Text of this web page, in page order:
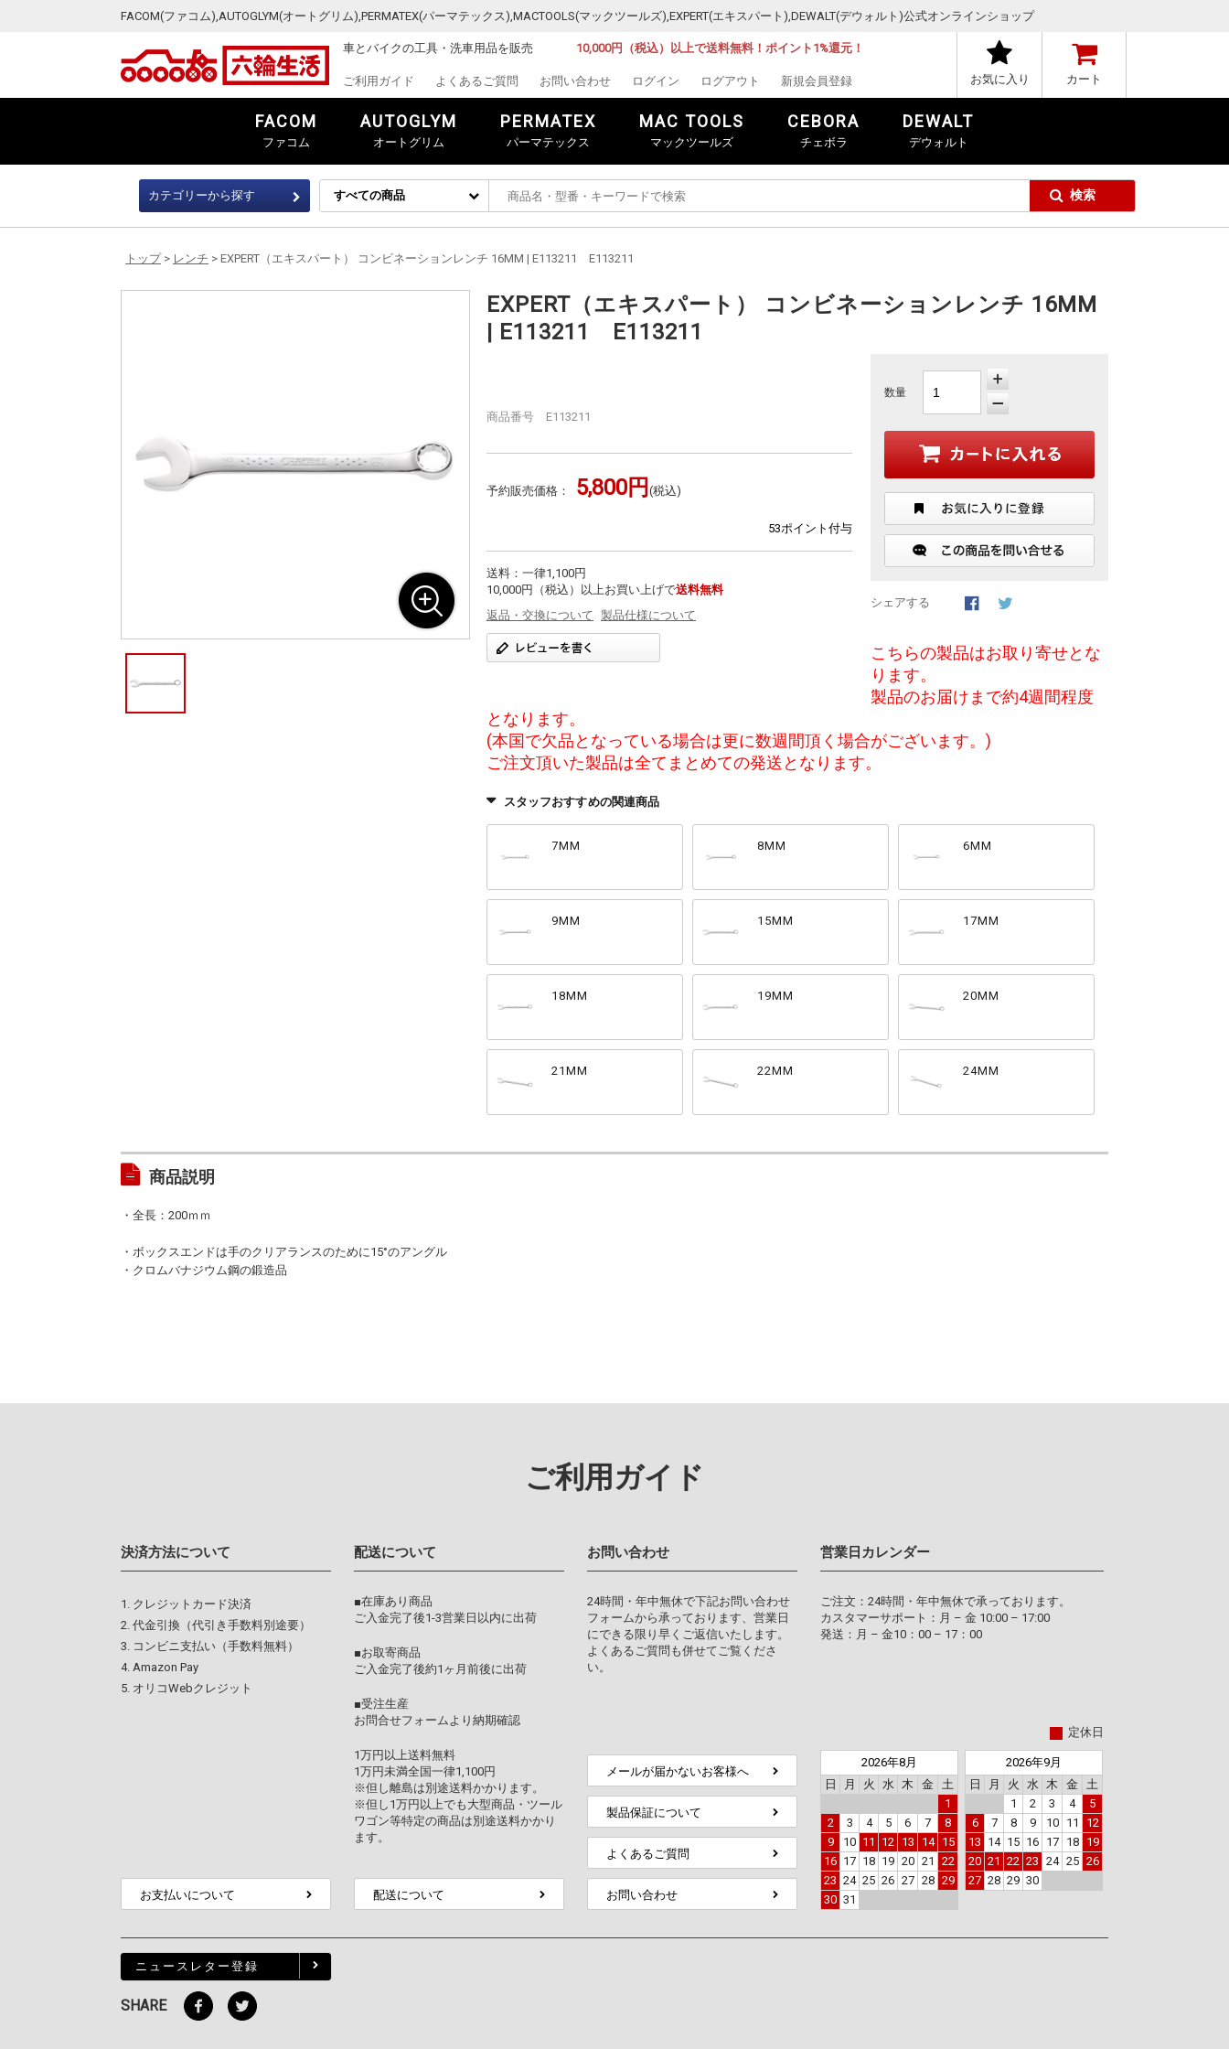
FACOM(ファコム),AUTOGLYM(オートグリム),PERMATEX(パーマテックス),MACTOOLS(マックツールズ),EXPERT(エキスパート),DEWALT(デウォルト)公式オンラインショップ
車とバイクの工具・洗車用品を販売 10,000円（税込）以上で送料無料！ポイント1%還元！
ご利用ガイド よくあるご質問 お問い合わせ ログイン ログアウト 新規会員登録 お気に入り カート
FACOM
ファコム
AUTOGLYM
オートグリム
PERMATEX
パーマテックス
MAC TOOLS
マックツールズ
CEBORA
チェボラ
DEWALT
デウォルト
カテゴリーから探す
トップ> レンチ > EXPERT（エキスパート） コンビネーションレンチ 16MM | E113211 E113211
EXPERT（エキスパート） コンビネーションレンチ 16MM
| E113211 E113211
商品番号 E113211
予約販売価格： 5,800円 (税込)
53ポイント付与
送料：一律1,100円
10,000円（税込）以上お買い上げで送料無料
返品・交換について 製品仕様について
数量
シェアする
こちらの製品はお取り寄せとな
ります。
製品のお届けまで約4週間程度
となります。
(本国で欠品となっている場合は更に数週間頂く場合がございます。)
ご注文頂いた製品は全てまとめての発送となります。
スタッフおすすめの関連商品
7MM 8MM 6MM
9MM 15MM 17MM
18MM 19MM 20MM
21MM 22MM 24MM
商品説明
・全長：200ｍｍ
・ボックスエンドは手のクリアランスのために15°のアングル
・クロムバナジウム鋼の鍛造品
ご利用ガイド
決済方法について
クレジットカード決済
代金引換（代引き手数料別途要）
コンビニ支払い（手数料無料）
Amazon Pay
オリコWebクレジット
お支払いについて
配送について
■在庫あり商品
ご入金完了後1-3営業日以内に出荷
■お取寄商品
ご入金完了後約1ヶ月前後に出荷
■受注生産
お問合せフォームより納期確認
1万円以上送料無料
1万円未満全国一律1,100円
※但し離島は別途送料かかります。
※但し1万円以上でも大型商品・ツール
ワゴン等特定の商品は別途送料かかり
ます。
配送について
お問い合わせ
24時間・年中無休で下記お問い合わせ
フォームから承っております、営業日
にできる限り早くご返信いたします。
よくあるご質問も併せてご覧くださ
い。
メールが届かないお客様へ
製品保証について
よくあるご質問
お問い合わせ
営業日カレンダー
ご注文：24時間・年中無休で承っております。
カスタマーサポート：月 – 金 10:00 – 17:00
発送：月 – 金10：00 – 17：00
定休日
2026年8月
日
月 火 水 木 金
土
1
2
3 4 5 6 7
8
9
10 11 12 13 14
15
16 17 18 19 20 21
22
23 24 25 26 27 28 29
30 31
2026年9月
日
月 火 水 木 金
土
1
2 3 4
5
6
7 8 9 10 11
12
13 14 15 16 17 18
19
20 21 22 23 24 25 26
27 28 29 30
ニュースレター登録
SHARE